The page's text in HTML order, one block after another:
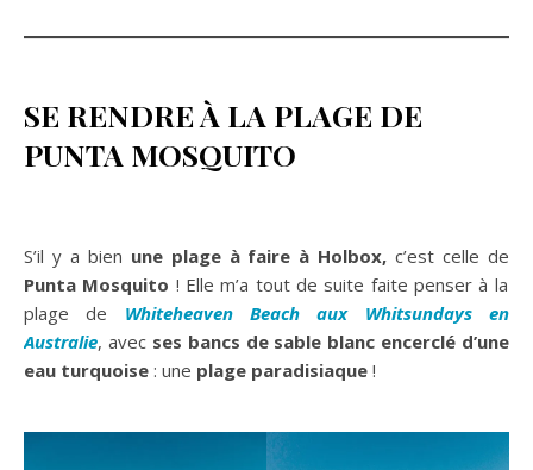
SE RENDRE À LA PLAGE DE
PUNTA MOSQUITO
S’il y a bien une plage à faire à Holbox,c’est celle de
Punta Mosquito ! Elle m’a tout de suite faite penser à la
plage de Whiteheaven Beach aux Whitsundays en
Australie, avecses bancs de sable blanc encerclé d’une
eau turquoise : une plage paradisiaque !